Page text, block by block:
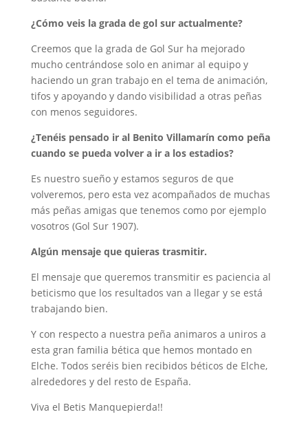
¿Cómo veis la grada de gol sur actualmente?
Creemos que la grada de Gol Sur ha mejorado
mucho centrándose solo en animar al equipo y
haciendo un gran trabajo en el tema de animación,
tifos y apoyando y dando visibilidad a otras peñas
con menos seguidores.
¿Tenéis pensado ir al Benito Villamarín como peña
cuando se pueda volver a ir a los estadios?
Es nuestro sueño y estamos seguros de que
volveremos, pero esta vez acompañados de muchas
más peñas amigas que tenemos como por ejemplo
vosotros (Gol Sur 1907).
Algún mensaje que quieras trasmitir.
El mensaje que queremos transmitir es paciencia al
beticismo que los resultados van a llegar y se está
trabajando bien.
Y con respecto a nuestra peña animaros a uniros a
esta gran familia bética que hemos montado en
Elche. Todos seréis bien recibidos béticos de Elche,
alrededores y del resto de España.
Viva el Betis Manquepierda!!